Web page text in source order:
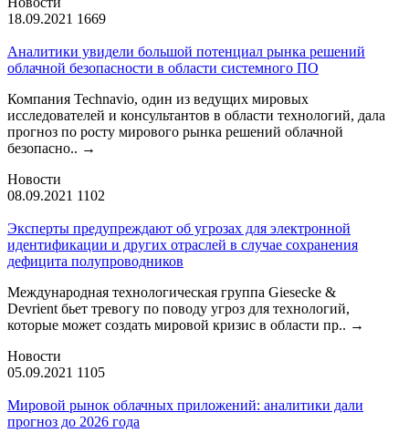
18.09.2021 1669
Аналитики увидели большой потенциал рынка решений
облачной безопасности в области системного ПО
Компания Technavio, один из ведущих мировых
исследователей и консультантов в области технологий, дала
прогноз по росту мирового рынка решений облачной
безопасно.. →
Новости
08.09.2021 1102
Эксперты предупреждают об угрозах для электронной
идентификации и других отраслей в случае сохранения
дефицита полупроводников
Международная технологическая группа Giesecke &
Devrient бьет тревогу по поводу угроз для технологий,
которые может создать мировой кризис в области пр.. →
Новости
05.09.2021 1105
Мировой рынок облачных приложений: аналитики дали
прогноз до 2026 года